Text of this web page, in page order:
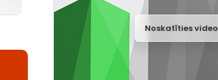
Noskatīties video